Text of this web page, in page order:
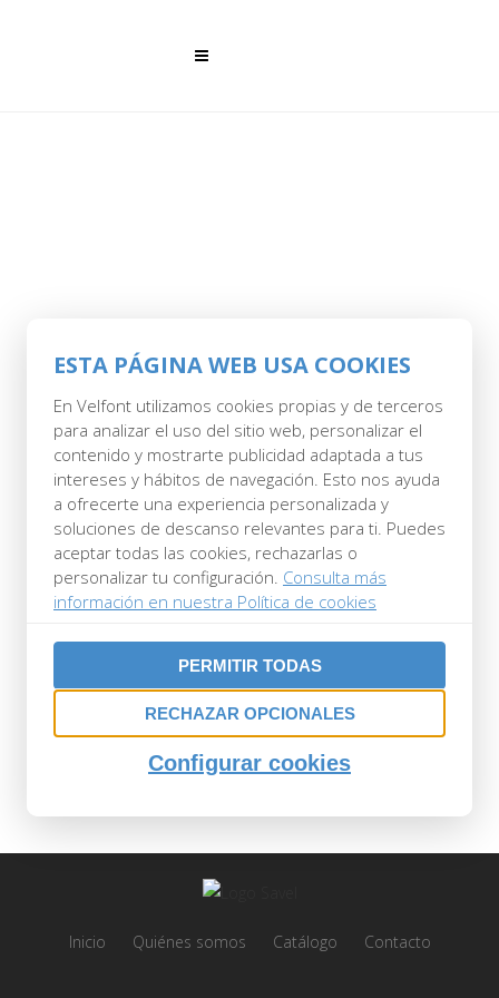
ESTA PÁGINA WEB USA COOKIES
En Velfont utilizamos cookies propias y de terceros
para analizar el uso del sitio web, personalizar el
contenido y mostrarte publicidad adaptada a tus
intereses y hábitos de navegación. Esto nos ayuda
a ofrecerte una experiencia personalizada y
soluciones de descanso relevantes para ti. Puedes
aceptar todas las cookies, rechazarlas o
personalizar tu configuración. Consulta más
información en nuestra Política de cookies
PERMITIR TODAS
RECHAZAR OPCIONALES
Configurar cookies
28 MAR
CUBRECOLCHON
MICROFIBRA PACK
Posted at 09:30hinbySavel
0 Comments
0 Likes
POST A COMMENT
Lo siento, debes estarconectadopara
Inicio Quiénes somos Catálogo Contacto